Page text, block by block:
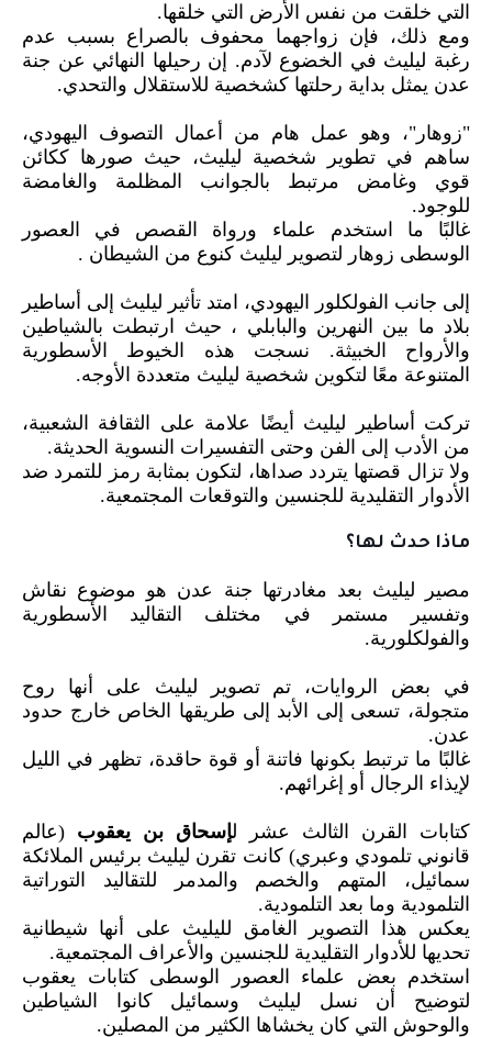
التي خلقت من نفس الأرض التي خلقها.
ومع ذلك، فإن زواجهما محفوف بالصراع بسبب عدم
رغبة ليليث في الخضوع لآدم. إن رحيلها النهائي عن جنة
عدن يمثل بداية رحلتها كشخصية للاستقلال والتحدي.
"زوهار"، وهو عمل هام من أعمال التصوف اليهودي،
ساهم في تطوير شخصية ليليث، حيث صورها ككائن
قوي وغامض مرتبط بالجوانب المظلمة والغامضة
للوجود.
غالبًا ما استخدم علماء ورواة القصص في العصور
الوسطى زوهار لتصوير ليليث كنوع من الشيطان .
إلى جانب الفولكلور اليهودي، امتد تأثير ليليث إلى أساطير
بلاد ما بين النهرين والبابلي ، حيث ارتبطت بالشياطين
والأرواح الخبيثة. نسجت هذه الخيوط الأسطورية
المتنوعة معًا لتكوين شخصية ليليث متعددة الأوجه.
تركت أساطير ليليث أيضًا علامة على الثقافة الشعبية،
من الأدب إلى الفن وحتى التفسيرات النسوية الحديثة.
ولا تزال قصتها يتردد صداها، لتكون بمثابة رمز للتمرد ضد
الأدوار التقليدية للجنسين والتوقعات المجتمعية.
ماذا حدث لها؟
مصير ليليث بعد مغادرتها جنة عدن هو موضوع نقاش
وتفسير مستمر في مختلف التقاليد الأسطورية
والفولكلورية.
في بعض الروايات، تم تصوير ليليث على أنها روح
متجولة، تسعى إلى الأبد إلى طريقها الخاص خارج حدود
عدن.
غالبًا ما ترتبط بكونها فاتنة أو قوة حاقدة، تظهر في الليل
لإيذاء الرجال أو إغرائهم.
كتابات القرن الثالث عشر لإسحاق بن يعقوب (عالم
قانوني تلمودي وعبري) كانت تقرن ليليث برئيس الملائكة
سمائيل، المتهم والخصم والمدمر للتقاليد التوراتية
التلمودية وما بعد التلمودية.
يعكس هذا التصوير الغامق لليليث على أنها شيطانية
تحديها للأدوار التقليدية للجنسين والأعراف المجتمعية.
استخدم بعض علماء العصور الوسطى كتابات يعقوب
لتوضيح أن نسل ليليث وسمائيل كانوا الشياطين
والوحوش التي كان يخشاها الكثير من المصلين.